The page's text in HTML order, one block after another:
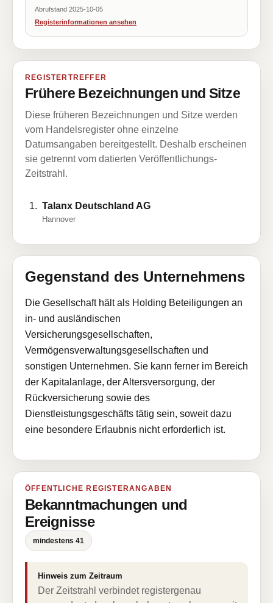
Abrufstand 2025-10-05
Registerinformationen ansehen
REGISTERTREFFER
Frühere Bezeichnungen und Sitze
Diese früheren Bezeichnungen und Sitze werden
vom Handelsregister ohne einzelne
Datumsangaben bereitgestellt. Deshalb erscheinen
sie getrennt vom datierten Veröffentlichungs-
Zeitstrahl.
Talanx Deutschland AG
Hannover
Gegenstand des Unternehmens
Die Gesellschaft hält als Holding Beteiligungen an
in- und ausländischen
Versicherungsgesellschaften,
Vermögensverwaltungsgesellschaften und
sonstigen Unternehmen. Sie kann ferner im Bereich
der Kapitalanlage, der Altersversorgung, der
Rückversicherung sowie des
Dienstleistungsgeschäfts tätig sein, soweit dazu
eine besondere Erlaubnis nicht erforderlich ist.
ÖFFENTLICHE REGISTERANGABEN
Bekanntmachungen und
Ereignisse
mindestens 41
Hinweis zum Zeitraum
Der Zeitstrahl verbindet registergenau